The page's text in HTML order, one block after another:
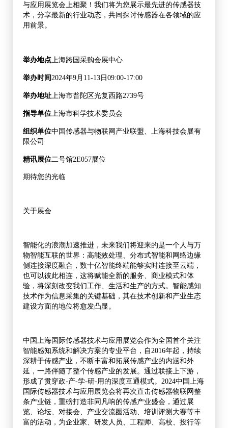
与应用展览会上相聚！我们将为您展示最先进的传感器技
术，分享最新的行业动态，共同探讨传感器在各领域的应
用前景。
举办地点上海跨国采购会展中心
举办时间2024年9月 11-13日 09:00-17:00
举办地址上海市普陀区光复西路2739号
指导单位上海市科学技术委员会
组织单位中国传感器与物联网产业联盟、上海科技会展有
限公司
精讯展位二号馆2E057展位
期待您的光临
关于展会
智能化的浪潮加速推进，未来我们将迎来的是一个人与万
物智能互联的世界：高能效处理、分布式智能和网络边缘
侧连接深度融合，数十亿智能终端能够实时连接至云端，
也可以彼此相连，这将赋能全新的服务、商业模式和体
验，将深刻改变我们工作、生活和生产的方式。智能感知
技术作为信息采集的关键基础，其在技术创新和产业生态
建设方面的地位将愈发凸显。
中国上海国际传感器技术与应用展览会作为全国首个关注
智能感知系统和解决方案的专业平台，自2016年起，持续
深耕于传感产业，不断丰富和拓展传感产业的内涵和外
延，一路伴随了整个传感产业的发展。通过联接上下游，
形成了贯穿政-产-学-研-用的深度互通模式。2024中国上海
国际传感器技术与应用展览会将再次直击传感器物联网整
条产业链，重磅打造非同凡响的传感产业盛会，通过展
览、论坛、对接会、产业交流圈活动、培训评测大赛等丰
富的活动，为企业家、研发人员、工程师、高校、投行等